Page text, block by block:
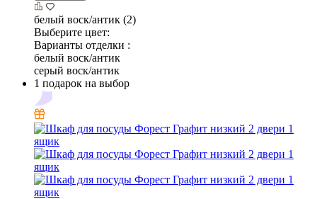
белый воск/антик (2)
Выберите цвет:
Варианты отделки :
белый воск/антик
серый воск/антик
1 подарок на выбор